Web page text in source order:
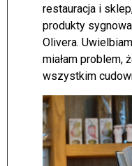
restauracja i
produkty
Olivera.
miałam problem,
wszystkim